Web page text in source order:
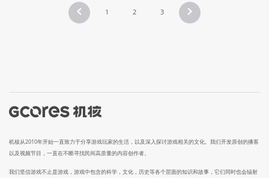
1 2 3
机核从2010年开始一直致力于分享游戏玩家的生活，以及深入探讨游戏相关的文化。我们开发原创的播客
以及视频节目，一直在不断寻找民间高质量的内容创作者。
我们坚信游戏不止是游戏，游戏中包含的科学，文化，历史等各个层面的知识和故事，它们同时也会辐射